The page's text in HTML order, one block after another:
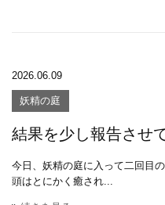
2026.06.09
妖精の庭
結果を少し報告させ
今日、妖精の庭に入って二回目
頭はとにかく癒され...